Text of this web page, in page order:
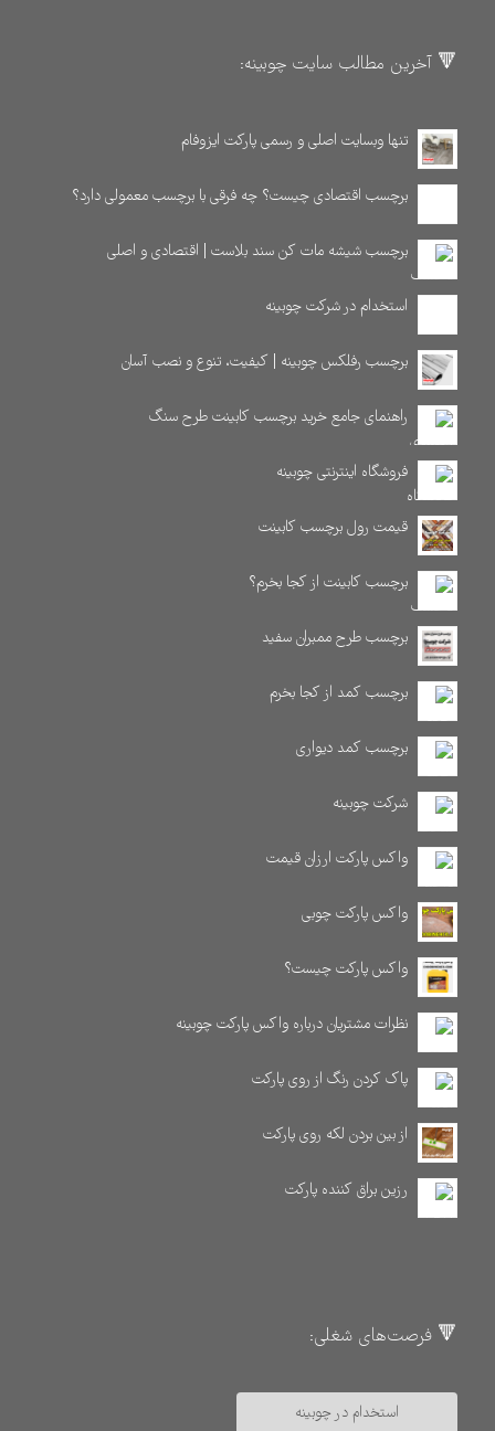
🔻 آخرین مطالب سایت چوبینه:
تنها وبسایت اصلی و رسمی پارکت ایزوفام
برچسب اقتصادی چیست؟ چه فرقی با برچسب معمولی دارد؟
برچسب شیشه مات کن سند بلاست | اقتصادی و اصلی
استخدام در شرکت چوبینه
برچسب رفلکس چوبینه | کیفیت، تنوع و نصب آسان
راهنمای جامع خرید برچسب کابینت طرح سنگ
فروشگاه اینترنتی چوبینه
قیمت رول برچسب کابینت
برچسب کابینت از کجا بخرم؟
برچسب طرح ممبران سفید
برچسب کمد از کجا بخرم
برچسب کمد دیواری
شرکت چوبینه
واکس پارکت ارزان قیمت
واکس پارکت چوبی
واکس پارکت چیست؟
نظرات مشتریان درباره واکس پارکت چوبینه
پاک کردن رنگ از روی پارکت
از بین بردن لکه روی پارکت
رزین براق کننده پارکت
🔻 فرصت‌های شغلی:
استخدام در چوبینه